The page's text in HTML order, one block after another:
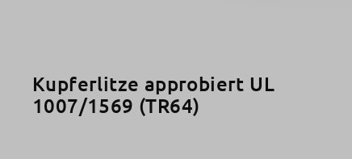
Kupferlitze approbiert UL
1007/1569 (TR64)